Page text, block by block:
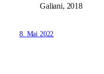
Galiani, 2018
8. Mai 2022